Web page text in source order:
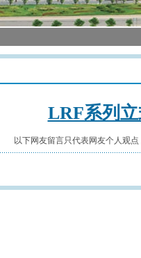
LRF系列
以下网友留言只代表网友个人观